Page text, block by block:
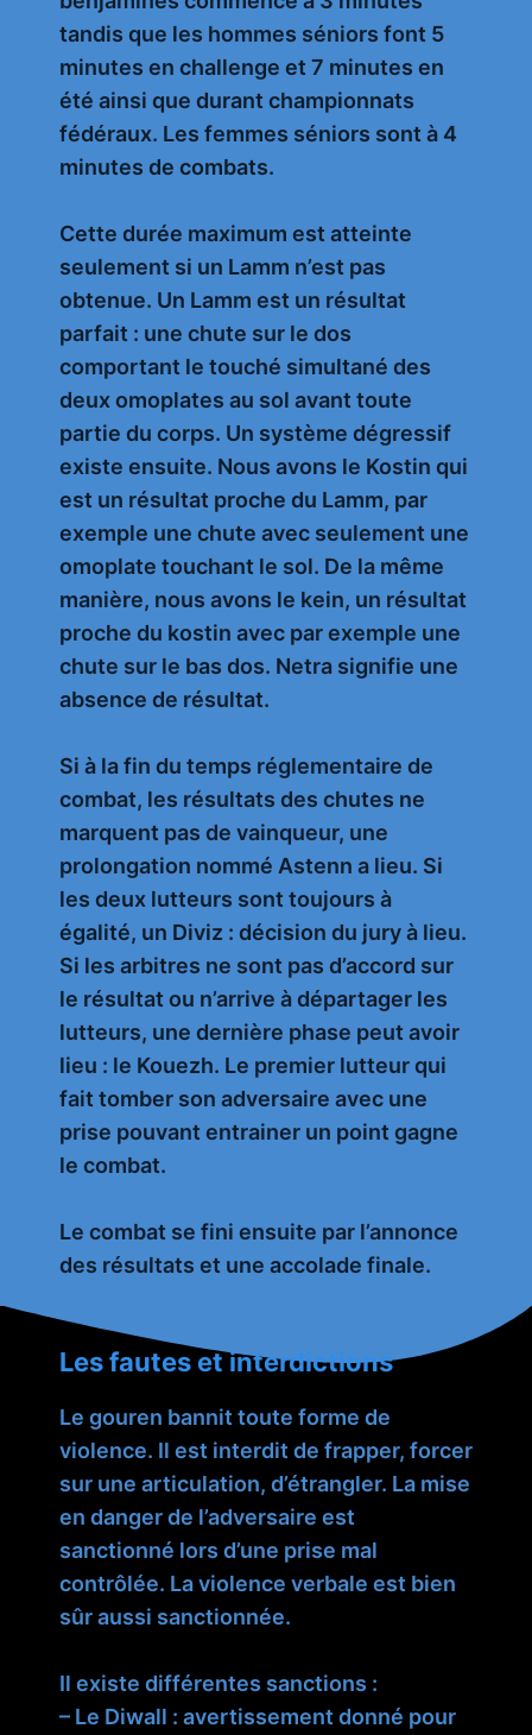
tandis que les hommes séniors font 5
minutes en challenge et 7 minutes en
été ainsi que durant championnats
fédéraux. Les femmes séniors sont à 4
minutes de combats.
Cette durée maximum est atteinte
seulement si un Lamm n’est pas
obtenue. Un Lamm est un résultat
parfait : une chute sur le dos
comportant le touché simultané des
deux omoplates au sol avant toute
partie du corps. Un système dégressif
existe ensuite. Nous avons le Kostin qui
est un résultat proche du Lamm, par
exemple une chute avec seulement une
omoplate touchant le sol. De la même
manière, nous avons le kein, un résultat
proche du kostin avec par exemple une
chute sur le bas dos. Netra signifie une
absence de résultat.
Si à la fin du temps réglementaire de
combat, les résultats des chutes ne
marquent pas de vainqueur, une
prolongation nommé Astenn a lieu. Si
les deux lutteurs sont toujours à
égalité, un Diviz : décision du jury à lieu.
Si les arbitres ne sont pas d’accord sur
le résultat ou n’arrive à départager les
lutteurs, une dernière phase peut avoir
lieu : le Kouezh. Le premier lutteur qui
fait tomber son adversaire avec une
prise pouvant entrainer un point gagne
le combat.
Le combat se fini ensuite par l’annonce
des résultats et une accolade finale.
Les fautes et interdictions
Le gouren bannit toute forme de
violence. Il est interdit de frapper, forcer
sur une articulation, d’étrangler. La mise
en danger de l’adversaire est
sanctionné lors d’une prise mal
contrôlée. La violence verbale est bien
sûr aussi sanctionnée.
Il existe différentes sanctions :
– Le Diwall : avertissement donné pour